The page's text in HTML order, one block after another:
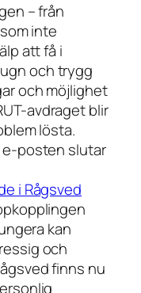
– från
inte
att få i
och trygg
och möjlighet
avdraget blir
lösta.
e-posten slutar
i Rågsved
kan
och
finns nu